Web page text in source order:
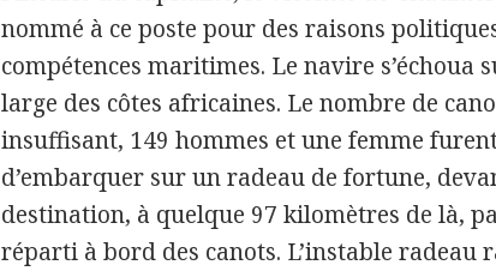
nommé à ce poste pour des raisons
compétences maritimes. Le navire s’échoua
large des côtes africaines. Le nombre de
insuffisant, 149 hommes et une femme
d’embarquer sur un radeau de fortune,
destination, à quelque 97 kilomètres de là,
réparti à bord des canots. L’instable radeau